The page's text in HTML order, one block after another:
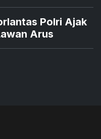
Polri Ajak
Arus